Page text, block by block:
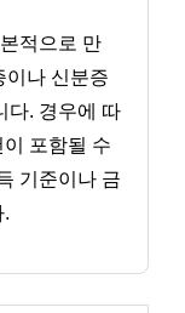
적으로 만
이나 신분증
다. 경우에 따
포함될 수
기준이나 금
.